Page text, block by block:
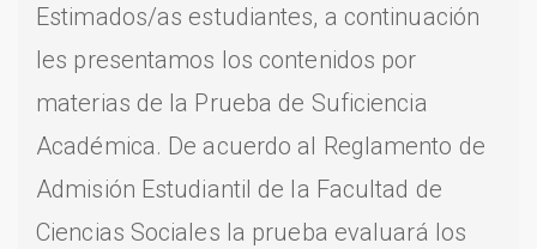
Estimados/as estudiantes, a continuación
les presentamos los contenidos por
materias de la Prueba de Suficiencia
Académica. De acuerdo al Reglamento de
Admisión Estudiantil de la Facultad de
Ciencias Sociales la prueba evaluará los